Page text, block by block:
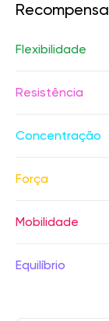
Recompensa
Flexibilidade
Resistência
Concentração
Força
Mobilidade
Equilíbrio